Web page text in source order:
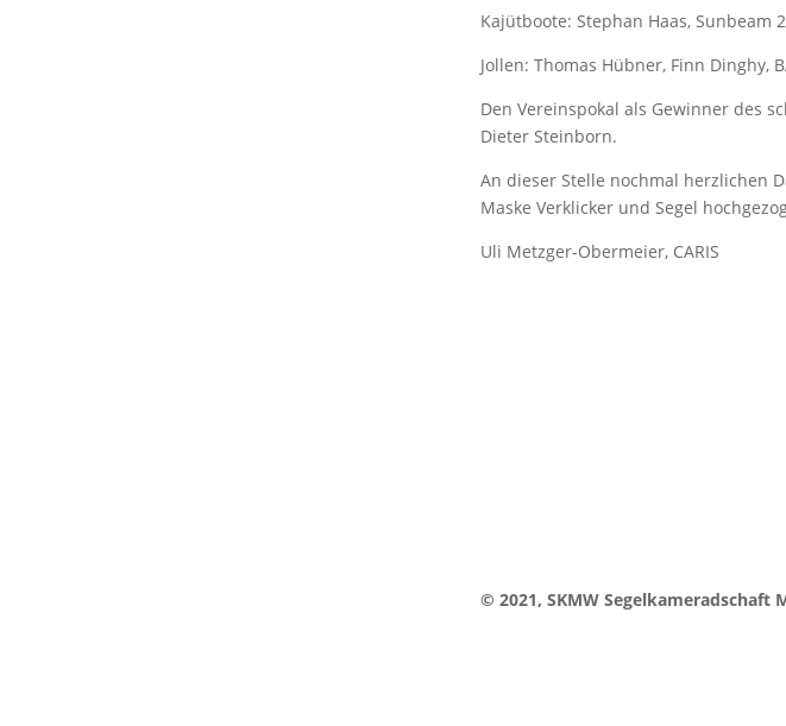
Kajütboote: Stephan Haas, Sunbeam
Jollen: Thomas Hübner, Finn Dinghy,
Den Vereinspokal als Gewinner des
Dieter Steinborn.
An dieser Stelle nochmal herzlichen
Maske Verklicker und Segel
Uli Metzger-Obermeier, CARIS
© 2021, SKMW Segelkameradschaft